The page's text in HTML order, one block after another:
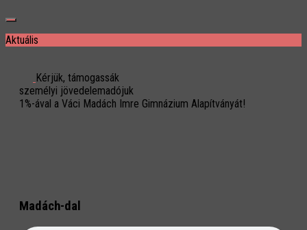
Aktuális
Kérjük, támogassák
személyi jövedelemadójuk
1%-ával a Váci Madách Imre Gimnázium Alapítványát!
Madách-dal